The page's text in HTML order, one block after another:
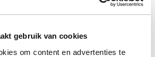
gebruik van cookies
om content en advertenties te